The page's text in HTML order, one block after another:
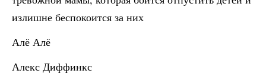
излишне беспокоится за них
Алё Алё
Алекс Диффинкс